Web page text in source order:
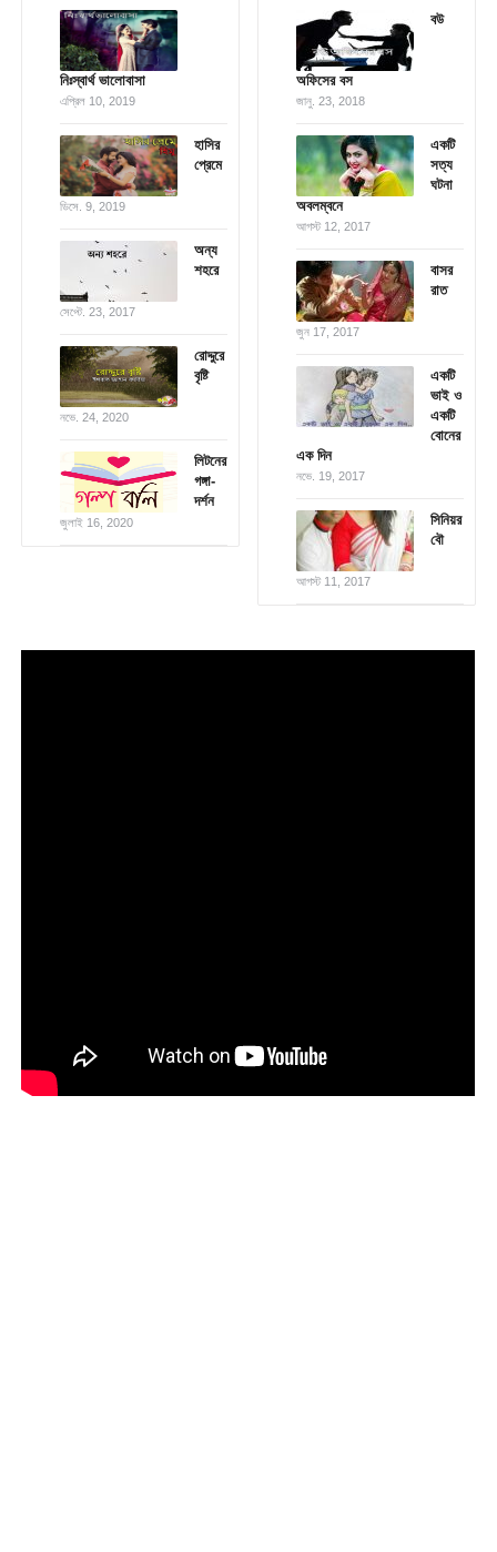
নিঃস্বার্থ ভালোবাসা
এপ্রিল 10, 2019
হাসির
প্রেমে
ডিসে. 9, 2019
অন্য
শহরে
সেপ্টে. 23, 2017
রোদ্দুরে
বৃষ্টি
নভে. 24, 2020
লিটনের
গঙ্গা-
দর্শন
জুলাই 16, 2020
বউ
অফিসের বস
জানু. 23, 2018
একটি
সত্য
ঘটনা
অবলম্বনে
আগস্ট 12, 2017
বাসর
রাত
জুন 17, 2017
একটি
ভাই ও
একটি
বোনের
এক দিন
নভে. 19, 2017
সিনিয়র
বৌ
আগস্ট 11, 2017